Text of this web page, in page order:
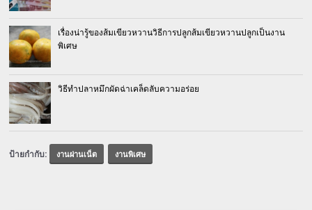
เรื่องน่ารู้ของส้มเขียวหวานวิธีการปลูกส้มเขียวหวานปลูกเป็นงาน
พิเศษ
วิธีทำปลาหมึกผัดฉ่าเคล็ดลับความอร่อย
ป้ายกำกับ: งานผ่านเน็ต งานพิเศษ